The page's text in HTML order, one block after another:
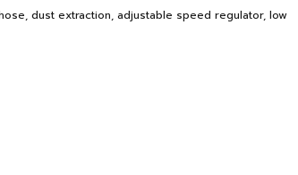
dust extraction, adjustable speed regulator, low